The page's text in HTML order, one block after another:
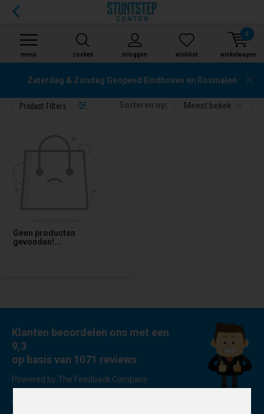
zoeken inloggen
menu wishlist winkelwagen
0
Zaterdag & Zondag Geopend Eindhoven en Rosmalen
Vital
Product Filters Sorteren op:
Geen producten
gevonden!...
Klanten beoordelen ons met een
9,3
op basis van 1071 reviews
Powered by The Feedback Company
Volg ons